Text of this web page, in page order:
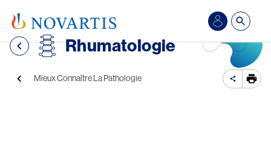
Rhumatologie
Fil d'Ariane
Mieux Connaître La Pathologie